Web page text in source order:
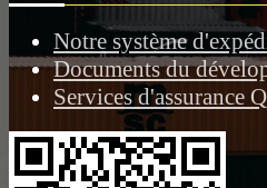
Notre système
Documents du
Services d'assurance